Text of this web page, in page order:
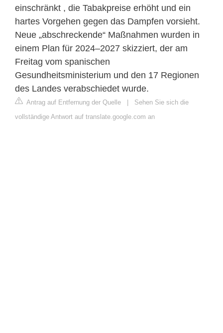
einschränkt , die Tabakpreise erhöht und ein
hartes Vorgehen gegen das Dampfen vorsieht.
Neue „abschreckende“ Maßnahmen wurden in
einem Plan für 2024–2027 skizziert, der am
Freitag vom spanischen
Gesundheitsministerium und den 17 Regionen
des Landes verabschiedet wurde.
Antrag auf Entfernung der Quelle | Sehen Sie sich die
vollständige Antwort auf translate.google.com an